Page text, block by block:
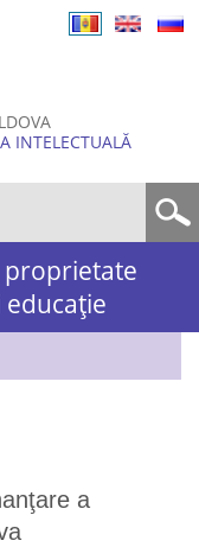
INTELECTUALĂ
proprietate
educație
a